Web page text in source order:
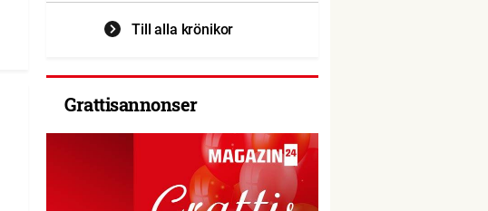
Till alla krönikor
Grattisannonser